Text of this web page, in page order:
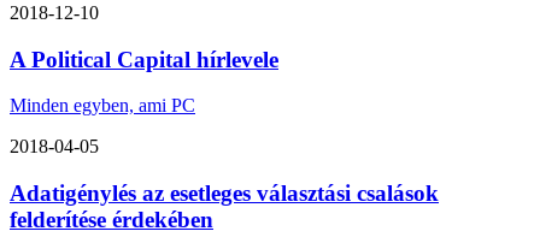
2018-12-10
A Political Capital hírlevele
Minden egyben, ami PC
2018-04-05
Adatigénylés az esetleges választási csalások
felderítése érdekében